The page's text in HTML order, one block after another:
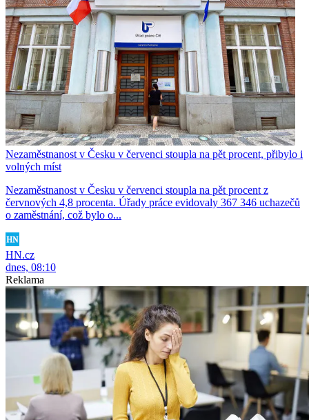
Nezaměstnanost v Česku v červenci stoupla na pět procent, přibylo i
volných míst
Nezaměstnanost v Česku v červenci stoupla na pět procent z
červnových 4,8 procenta. Úřady práce evidovaly 367 346 uchazečů
o zaměstnání, což bylo o...
HN.cz
dnes, 08:10
Reklama